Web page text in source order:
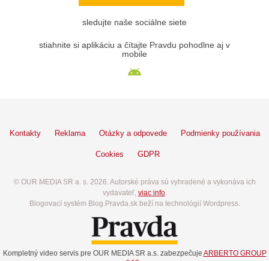
sledujte naše sociálne siete
stiahnite si aplikáciu a čítajte Pravdu pohodlne aj v
mobile
Kontakty Reklama Otázky a odpovede Podmienky používania
Cookies GDPR
© OUR MEDIA SR a. s. 2026. Autorské práva sú vyhradené a vykonáva ich
vydavateľ, viac info.
Blogovací systém Blog.Pravda.sk beží na technológií Wordpress.
Kompletný video servis pre OUR MEDIA SR a.s. zabezpečuje ARBERTO GROUP